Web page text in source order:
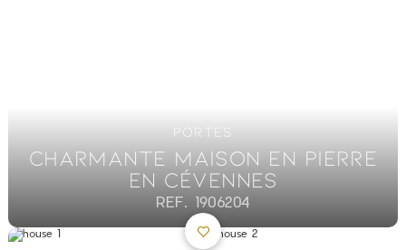
PORTES
CHARMANTE MAISON EN PIERRE
EN CÉVENNES
REF. 1906204